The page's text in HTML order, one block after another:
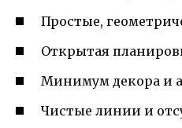
Простые,
Открытая
Минимум декора и
Чистые линии и